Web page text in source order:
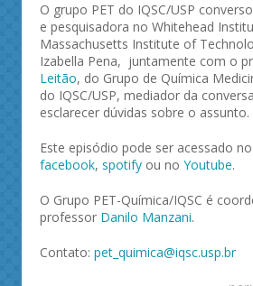
O grupo PET do IQSC/USP
e pesquisadora no Whitehead
Massachusetts Institute of
Izabella Pena, juntamente com o
Leitão, do Grupo de Química
do IQSC/USP, mediador da
esclarecer dúvidas sobre o assunto.
Este episódio pode ser acessado no
facebook, spotify ou no Youtube.
O Grupo PET-Química/IQSC é
professor Danilo Manzani.
Contato: pet_quimica@iqsc.usp.br